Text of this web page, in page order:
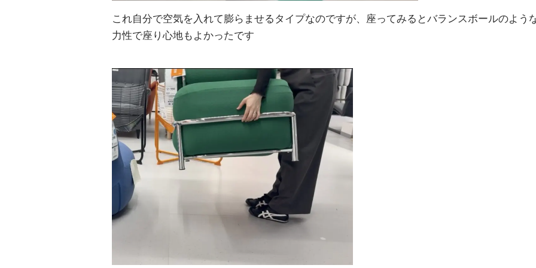
これ自分で空気を入れて膨らませるタイプなのですが、座ってみるとバランスボールのよう
力性で座り心地もよかったです